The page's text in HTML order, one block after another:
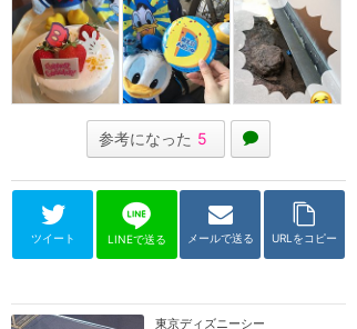
参考になった 5
ツイート LINEで送る メールで送る URLをコピー
東京ディズニーシー